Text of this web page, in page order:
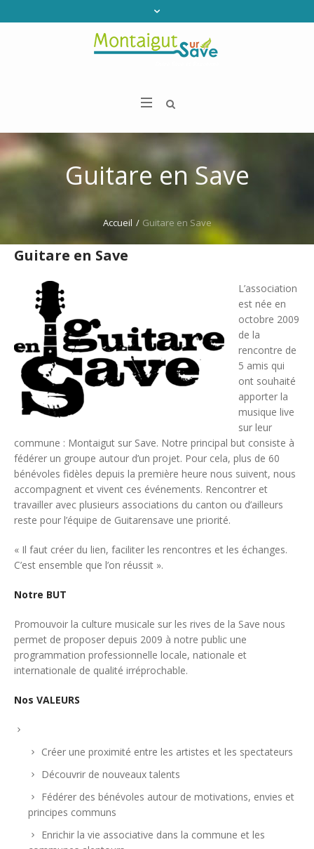
Guitare en Save
Accueil / Guitare en Save
Guitare en Save
L’association
est née en
octobre 2009
de la
rencontre de
5 amis qui
ont souhaité
apporter la
musique live
sur leur
commune : Montaigut sur Save. Notre principal but consiste à
fédérer un groupe autour d’un projet. Pour cela, plus de 60
bénévoles fidèles depuis la première heure nous suivent, nous
accompagnent et vivent ces événements. Rencontrer et
travailler avec plusieurs associations du canton ou d’ailleurs
reste pour l’équipe de Guitarensave une priorité.
« Il faut créer du lien, faciliter les rencontres et les échanges.
C’est ensemble que l’on réussit ».
Notre BUT
Promouvoir la culture musicale sur les rives de la Save nous
permet de proposer depuis 2009 à notre public une
programmation professionnelle locale, nationale et
internationale de qualité irréprochable.
Nos VALEURS
Créer une proximité entre les artistes et les spectateurs
Découvrir de nouveaux talents
Fédérer des bénévoles autour de motivations, envies et
principes communs
Enrichir la vie associative dans la commune et les